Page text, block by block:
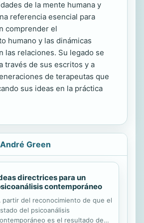
de la mente humana y
referencia esencial para
comprender el
humano y las dinámicas
las relaciones. Su legado se
través de sus escritos y a
de terapeutas que
sus ideas en la práctica
Green
directrices para un
contemporáneo
partir del reconocimiento de que el
del psicoanálisis
es el resultado de